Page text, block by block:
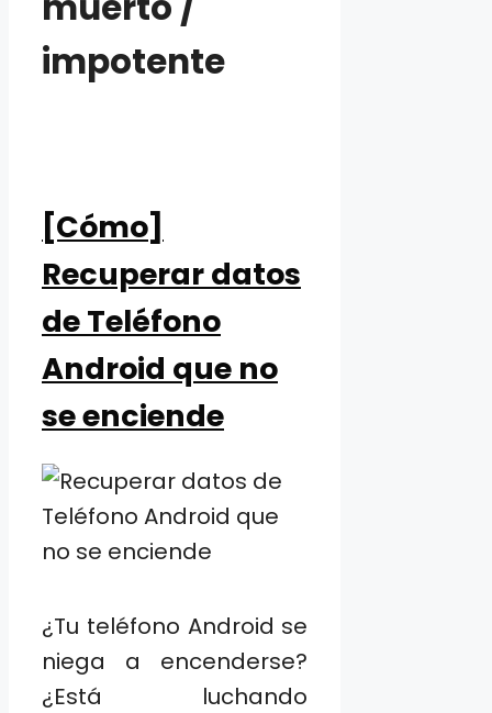
impotente
[Cómo]
Recuperar datos
de Teléfono
Android que no
se enciende
¿Tu teléfono Android se
niega a encenderse?
¿Está luchando